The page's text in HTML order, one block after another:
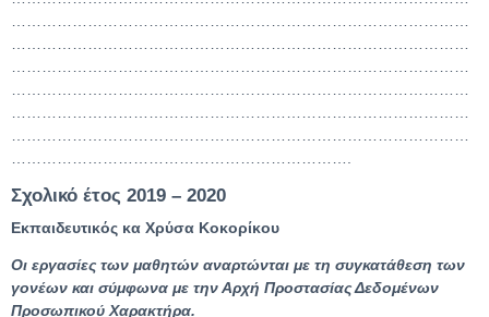
………………………………………………………………………………
………………………………………………………………………………
………………………………………………………………………………
………………………………………………………………………………
………………………………………………………………………………
………………………………………………………………………………
………………………………………………………….
Σχολικό έτος 2019 – 2020
Εκπαιδευτικός κα Χρύσα Κοκορίκου
Οι εργασίες των μαθητών αναρτώνται με τη συγκατάθεση των
γονέων και σύμφωνα με την Αρχή Προστασίας Δεδομένων
Προσωπικού Χαρακτήρα.